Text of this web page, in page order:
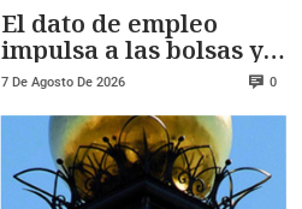
El dato de empleo
impulsa a las bolsas y
al sector tecnológico
7 De Agosto De 2026 0